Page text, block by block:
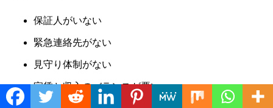
保証人がいない
緊急連絡先がない
見守り体制がない
家賃と収入のバランスが悪い
Translate »